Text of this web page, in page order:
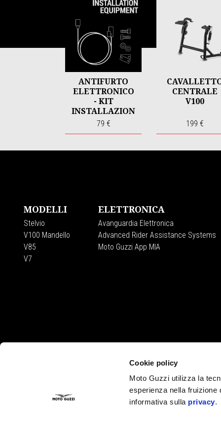
Cookie policy
Moto Guzzi utilizza la
esperienza nella fruizione
informativa sulla privacy.
ANTIFURTO
ELETTRONICO
- KIT
INSTALLAZION
E
79 €
CENTRALE
V100
199 €
MODELLI
Stelvio
V100 Mandello
V85
V7
ELETTRONICA
Avanguardia Elettronica
Advanced Rider Assistance Systems
Moto Guzzi App MIA
Privacy policy
Dove siamo
Servizio Clienti
Campagne di richiamo